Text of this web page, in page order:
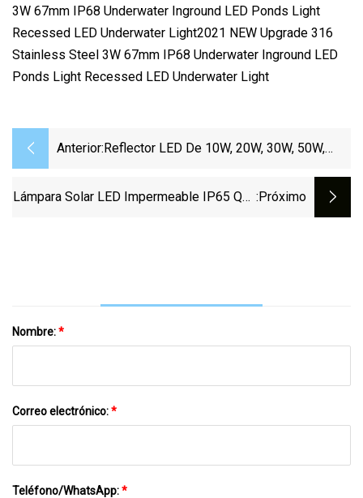
3W 67mm IP68 Underwater Inground LED Ponds Light
Recessed LED Underwater Light2021 NEW Upgrade 316
Stainless Steel 3W 67mm IP68 Underwater Inground LED
Ponds Light Recessed LED Underwater Light
Anterior: Reflector LED De 10W, 20W, 30W, 50W,
Movimiento PIR, Lámpara De Pared Para
Exteriores, Foco De Luz De Inundación
Lámpara Solar LED Impermeable IP65 Que :próximo
Nombre:*
Correo electrónico:*
Teléfono/WhatsApp:*